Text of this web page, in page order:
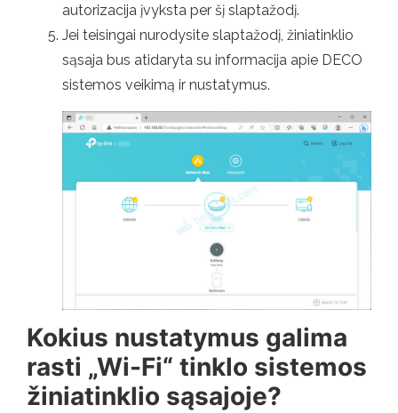
autorizacija įvyksta per šį slaptažodį.
Jei teisingai nurodysite slaptažodį, žiniatinklio
sąsaja bus atidaryta su informacija apie DECO
sistemos veikimą ir nustatymus.
Kokius nustatymus galima
rasti „Wi-Fi“ tinklo sistemos
žiniatinklio sąsajoje?